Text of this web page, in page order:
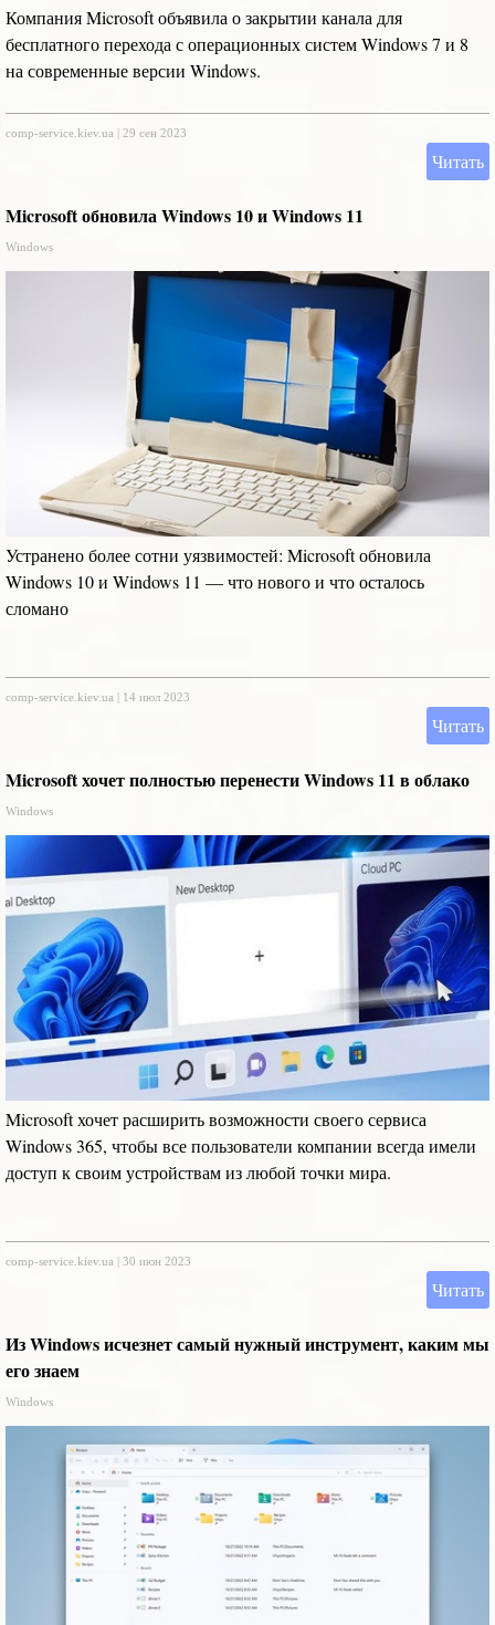
Компания Microsoft объявила о закрытии канала для
бесплатного перехода с операционных систем Windows 7 и 8
на современные версии Windows.
comp-service.kiev.ua 29 сен 2023
Читать
Microsoft обновила Windows 10 и Windows 11
Windows
Устранено более сотни уязвимостей: Microsoft обновила
Windows 10 и Windows 11 — что нового и что осталось
сломано
comp-service.kiev.ua 14 июл 2023
Читать
Microsoft хочет полностью перенести Windows 11 в облако
Windows
Microsoft хочет расширить возможности своего сервиса
Windows 365, чтобы все пользователи компании всегда имели
доступ к своим устройствам из любой точки мира.
comp-service.kiev.ua 30 июн 2023
Читать
Из Windows исчезнет самый нужный инструмент, каким мы
его знаем
Windows